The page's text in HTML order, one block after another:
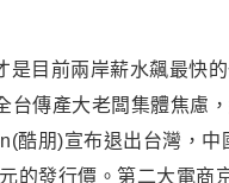
是目前兩岸薪水飆最快
台傳產大老闆集體焦慮 ，
酷朋)宣布退出台灣，中
的發行價。第二大電商